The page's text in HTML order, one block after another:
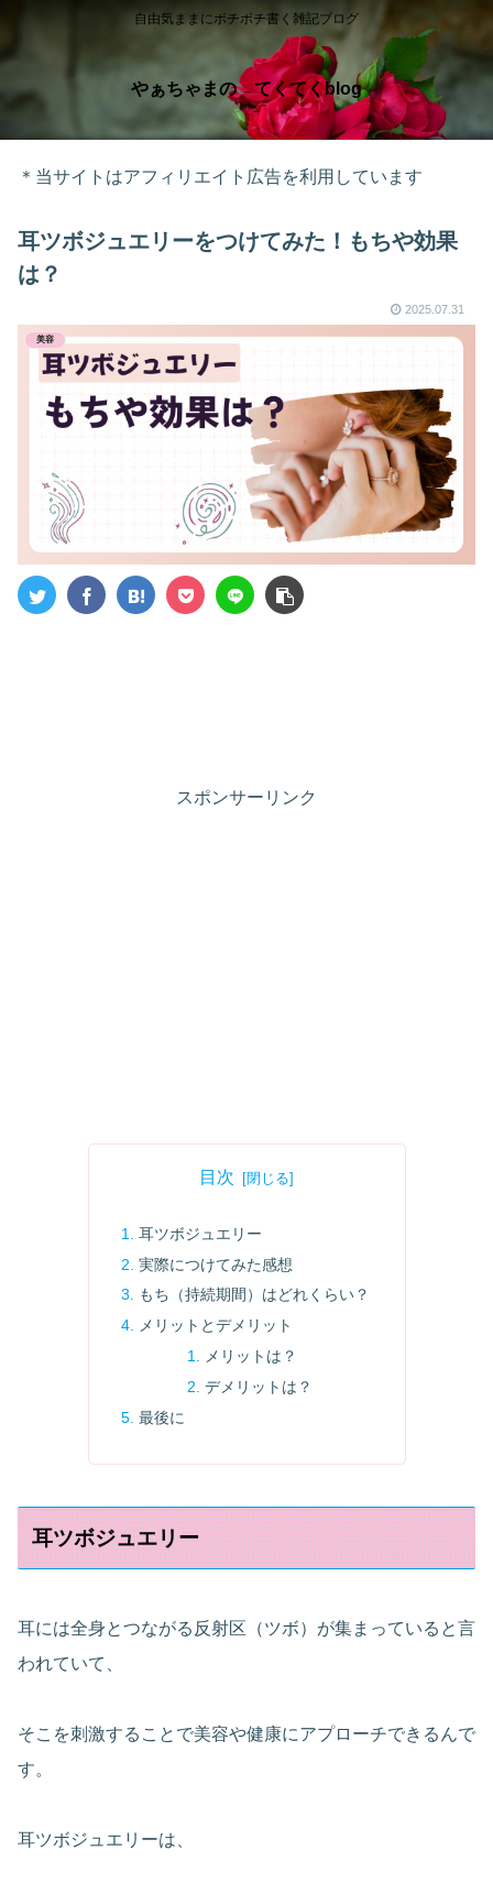
自由気ままにボチボチ書く雑記ブログ
やぁちゃまの てくてくblog
＊当サイトはアフィリエイト広告を利用しています
耳ツボジュエリーをつけてみた！もちや効果
は？
2025.07.31
美容
スポンサーリンク
目次
耳ツボジュエリー
実際につけてみた感想
もち（持続期間）はどれくらい？
メリットとデメリット
メリットは？
デメリットは？
最後に
耳ツボジュエリー
耳には全身とつながる反射区（ツボ）が集まっていると言
われていて、
そこを刺激することで美容や健康にアプローチできるんで
す。
耳ツボジュエリーは、